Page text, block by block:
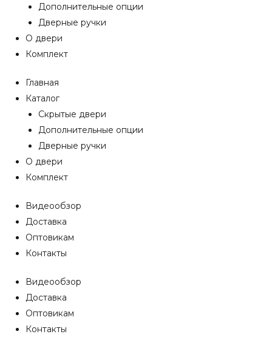
Дополнительные опции
Дверные ручки
О двери
Комплект
Главная
Каталог
Скрытые двери
Дополнительные опции
Дверные ручки
О двери
Комплект
Видеообзор
Доставка
Оптовикам
Контакты
Видеообзор
Доставка
Оптовикам
Контакты